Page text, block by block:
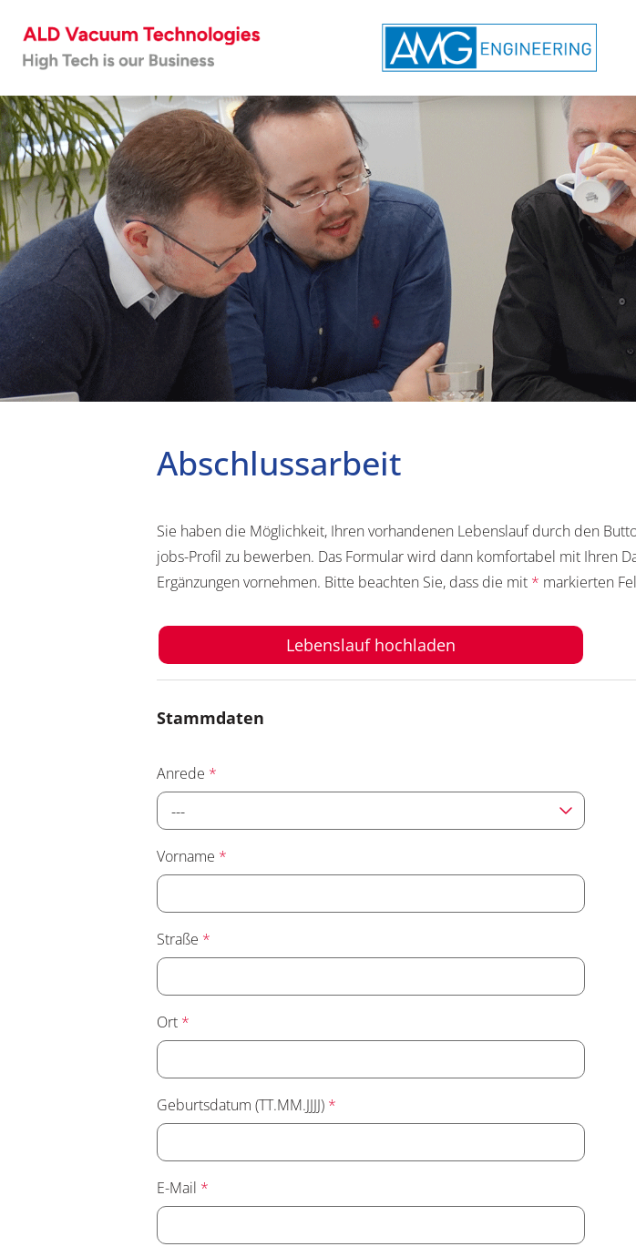
Abschlussarbeit
Sie haben die Möglichkeit, Ihren vorhandenen Lebenslauf durch den
jobs-Profil zu bewerben. Das Formular wird dann komfortabel mit Ihren
Ergänzungen vornehmen. Bitte beachten Sie, dass die mit * markierten
Lebenslauf hochladen
Stammdaten
Anrede *
---
Vorname *
Straße *
Ort *
Geburtsdatum (TT.MM.JJJJ) *
E-Mail *